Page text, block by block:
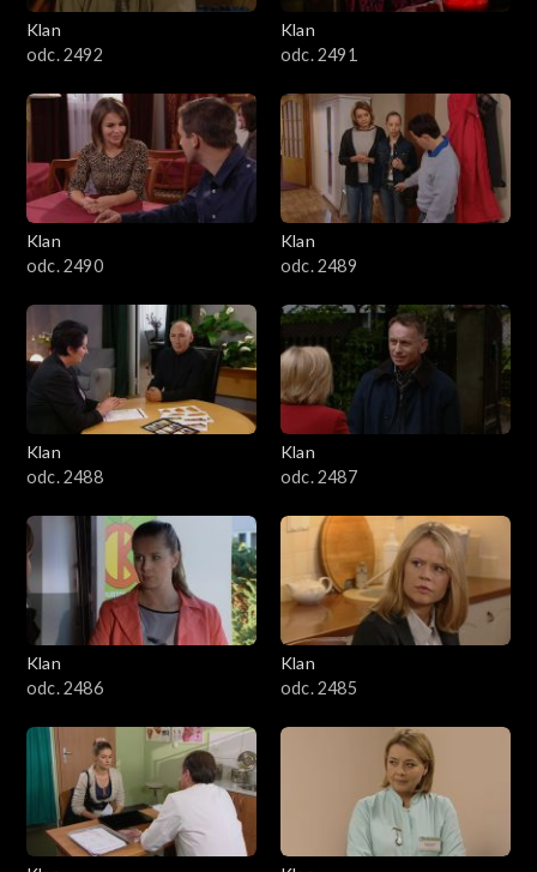
3001–3100
2901–3000
2801–2900
2701–2800
2501–2600
2401–2500
2301–2400
2201–2300
2101–2200
2001–2100
1901–2000
1801–1900
1701–1800
Klan
odc. 2492
Klan
odc. 2491
Klan
odc. 2490
Klan
odc. 2489
Klan
odc. 2488
Klan
odc. 2487
Klan
odc. 2486
Klan
odc. 2485